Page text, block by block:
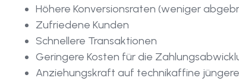
Höhere Konversionsraten (weniger
Zufriedene Kunden
Schnellere Transaktionen
Geringere Kosten für die
Anziehungskraft auf technikaffine